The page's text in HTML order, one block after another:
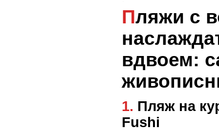
Пляжи с возможностью
вдвоем:
1. Пляж на курорте Soneva
Fushi